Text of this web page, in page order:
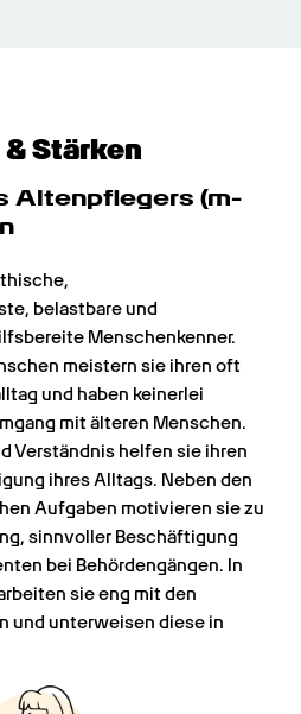
Stärken
Altenpflege­rs (m-
belastbare und
Menschenkenner.
meistern sie ihren oft
und haben keinerlei
mit älteren Menschen.
Verständnis helfen sie ihren
ihres Alltags. Neben den
Aufgaben motivieren sie zu
sinnvoller Beschäftigung
bei Behördengängen. In
sie eng mit den
und unterweisen diese in